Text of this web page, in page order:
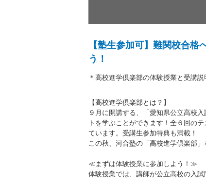
【塾生参加可】難関校合
う！
＊高校進学倶楽部の体験授業と受講説
【高校進学倶楽部とは？】
９月に開講する、「愛知県公立高校
トを学ぶことができます！全６回の
ています。受講生参加特典も満載！
この秋、河合塾の「高校進学倶楽部
≪まずは体験授業に参加しよう！≫
体験授業では、講師が公立高校の入